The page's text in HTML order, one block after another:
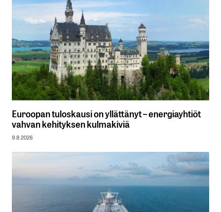
Euroopan tuloskausi on yllättänyt – energiayhtiöt
vahvan kehityksen kulmakiviä
9.8.2026